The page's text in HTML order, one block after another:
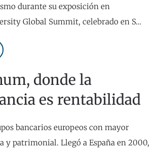
durante su exposición en
Global Summit, celebrado en S…
donde la
es rentabilidad
bancarios europeos con mayor
y patrimonial. Llegó a España en 2000,